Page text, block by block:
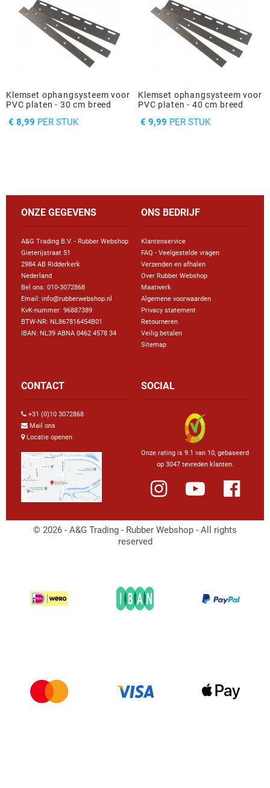
Klemset ophangsysteem voor
PVC platen - 30 cm breed
€ 8,99 PER STUK
PRIJS
Klemset ophangsysteem voor
PVC platen - 40 cm breed
€ 9,99 PER STUK
PRIJS
ONZE GEGEVENS
A&G Trading B.V. - Rubber Webshop
Gieterijstraat 51
2984 AB Ridderkerk
Nederland
Bel ons: 010-3072868
Email: info@rubberwebshop.nl
KvK-nummer: 96887389
BTW-NR: NL867816454B01
IBAN: NL39 ABNA 0462 4578 34
ONS BEDRIJF
Klantenservice
FAQ - Veelgestelde vragen
Verzenden en afhalen
Over Rubber Webshop
Maatwerk
Algemene voorwaarden
Privacy statement
Retourneren
Veilig betalen
Sitemap
CONTACT
+31 (0)10 3072868
Mail ons
Locatie openen
SOCIAL
Onze rating is 9.1 van 10, gebaseerd
op 3047 tevreden klanten.
© 2026 - A&G Trading - Rubber Webshop - All rights
reserved